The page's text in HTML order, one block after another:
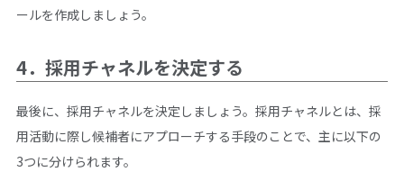
ールを作成しましょう。
4．採用チャネルを決定する
最後に、採用チャネルを決定しましょう。採用チャネルとは、採
用活動に際し候補者にアプローチする手段のことで、主に以下の
3つに分けられます。